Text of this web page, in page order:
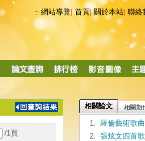
::: 網站導覽|首頁|關於本站 聯絡
導
/1 頁
相關論文 相關期
1.
羅倫藝術歌
2.
張炫文四首